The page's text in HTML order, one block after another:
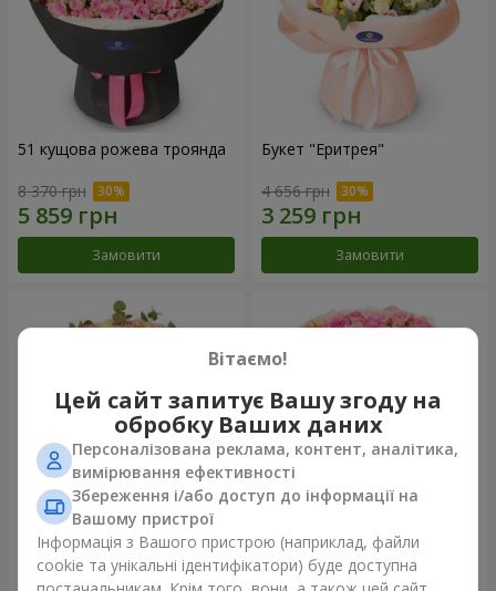
51 кущова рожева троянда
8 370 грн
Замовити
Букет "Еритрея"
4 656 грн
Замовити
Букет "Nude Perfume"
3 058 грн
Букет "Рожева ніжність"
4 513 грн
Вітаємо!
Цей сайт запитує Вашу згоду на
обробку Ваших даних
Персоналізована реклама, контент, аналітика,
вимірювання ефективності
Збереження і/або доступ до інформації на
Вашому пристрої
Інформація з Вашого пристрою (наприклад, файли
cookie та унікальні ідентифікатори) буде доступна